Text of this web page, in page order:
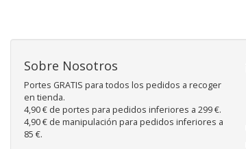
Sobre Nosotros
Portes GRATIS para todos los pedidos a recoger
en tienda.
4,90 € de portes para pedidos inferiores a 299 €.
4,90 € de manipulación para pedidos inferiores a
85 €.